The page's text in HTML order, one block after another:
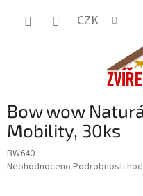
CZK
Bow wow
Mobility, 30ks
BW640
Průměrné
Neohodnoceno Podrobnosti